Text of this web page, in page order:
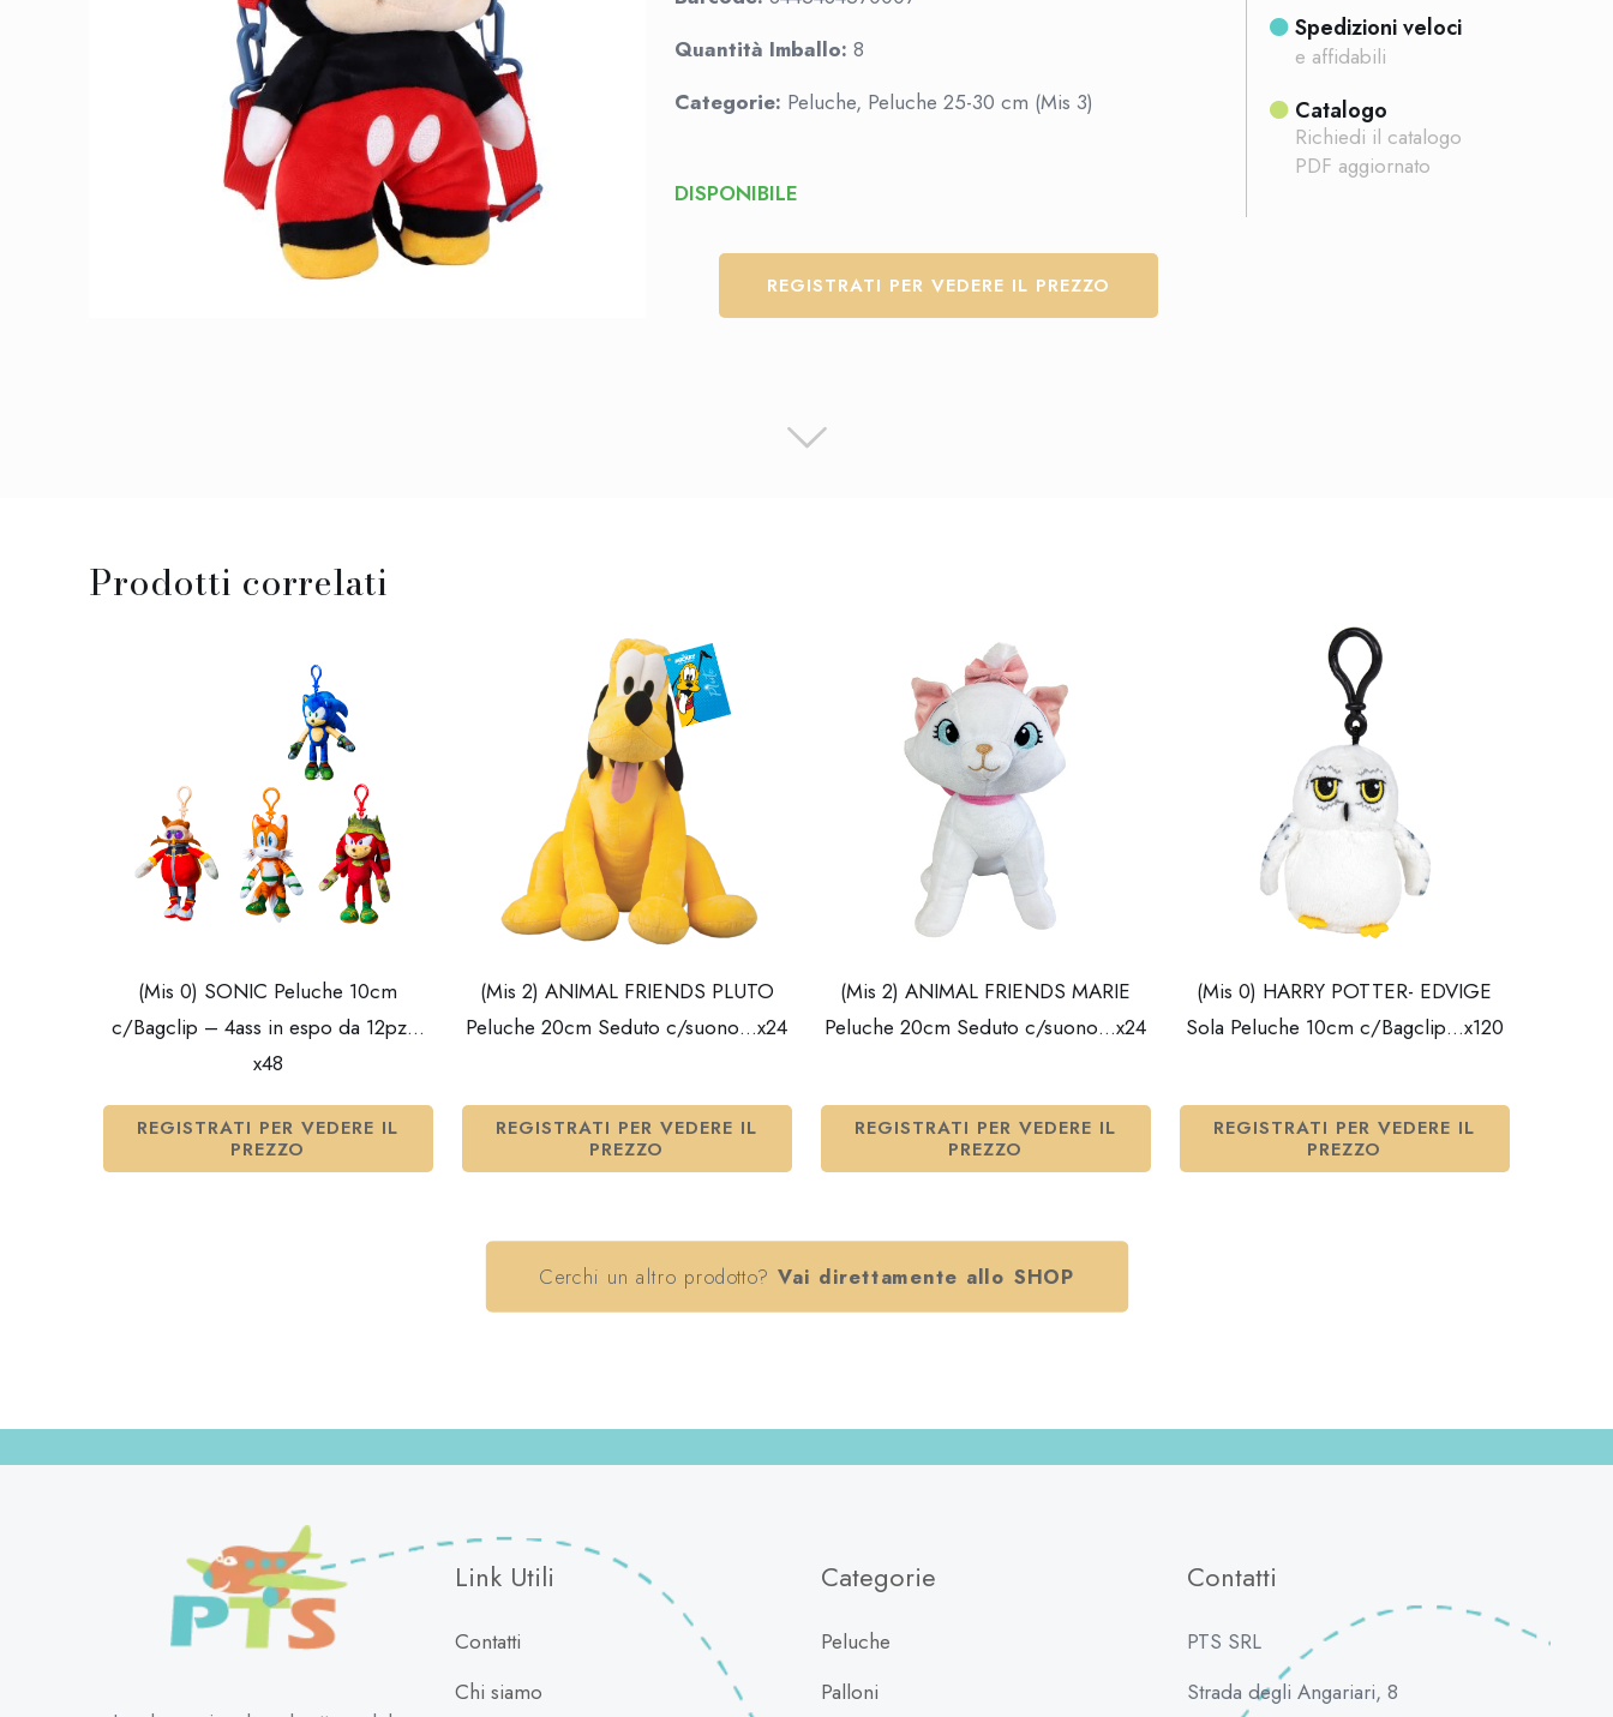
Quantità Imballo: 8
Categorie: Peluche, Peluche 25-30 cm (Mis 3)
DISPONIBILE
REGISTRATI PER VEDERE IL PREZZO
Spedizioni veloci
e affidabili
Catalogo
Richiedi il catalogo
PDF aggiornato
Prodotti correlati
(Mis 0) SONIC Peluche 10cm
c/Bagclip – 4ass in espo da 12pz…
x48
REGISTRATI PER VEDERE IL
PREZZO
(Mis 2) ANIMAL FRIENDS PLUTO
Peluche 20cm Seduto c/suono…x24
REGISTRATI PER VEDERE IL
PREZZO
(Mis 2) ANIMAL FRIENDS MARIE
Peluche 20cm Seduto c/suono…x24
REGISTRATI PER VEDERE IL
PREZZO
(Mis 0) HARRY POTTER- EDVIGE
Sola Peluche 10cm c/Bagclip…x120
REGISTRATI PER VEDERE IL
PREZZO
Cerchi un altro prodotto? Vai direttamente allo SHOP
Link Utili
Contatti
Chi siamo
Categorie
Peluche
Palloni
Contatti
PTS SRL
Strada degli Angariari, 8